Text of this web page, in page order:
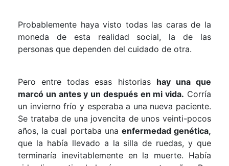
Probablemente haya visto todas las caras de la
moneda de esta realidad social, la de las
personas que dependen del cuidado de otra.
Pero entre todas esas historias hay una que
marcó un antes y un después en mi vida. Corría
un invierno frío y esperaba a una nueva paciente.
Se trataba de una jovencita de unos veinti-pocos
años, la cual portaba una enfermedad genética,
que la había llevado a la silla de ruedas, y que
terminaría inevitablemente en la muerte. Había